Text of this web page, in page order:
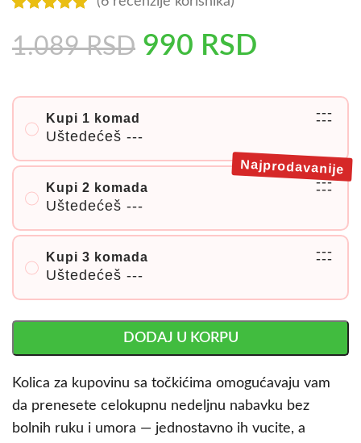
1.089RSD 990 RSD
Kupi 1 komad
Uštedećeš ---
---
---
Kupi 2 komada
Uštedećeš ---
---
---
Najprodavanije
Kupi 3 komada
Uštedećeš ---
---
---
DODAJ U KORPU
Kolica za kupovinu sa točkićima omogućavaju vam
da prenesete celokupnu nedeljnu nabavku bez
bolnih ruku i umora — jednostavno ih vucite, a